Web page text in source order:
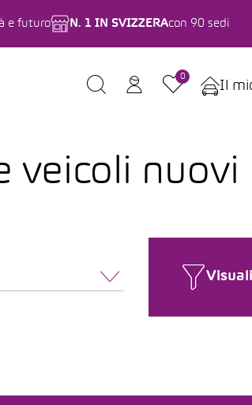
e futuro N. 1 IN SVIZZERAcon 90 sedi
0
Il
veicoli nuovi